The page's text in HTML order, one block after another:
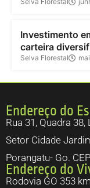
Investimento
Investimento
carteira
Selva Florestal
Endereço do
Rua 31, Quadra 38,
Setor Cidade
Porangatu- Go.
Endereço do
Rodovia GO 353